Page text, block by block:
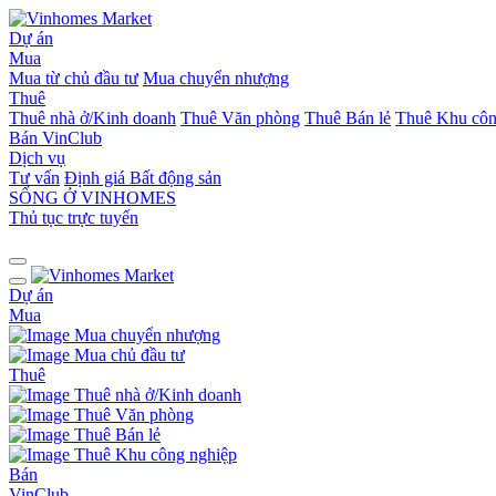
Dự án
Mua
Mua từ chủ đầu tư Mua chuyển nhượng
Thuê
Thuê nhà ở/Kinh doanh Thuê Văn phòng Thuê Bán lẻ Thuê Khu
Bán VinClub
Dịch vụ
Tư vấn Định giá Bất động sản
SỐNG Ở VINHOMES
Thủ tục trực tuyến
Dự án
Mua
Mua chuyển nhượng
Mua chủ đầu tư
Thuê
Thuê nhà ở/Kinh doanh
Thuê Văn phòng
Thuê Bán lẻ
Thuê Khu công nghiệp
Bán